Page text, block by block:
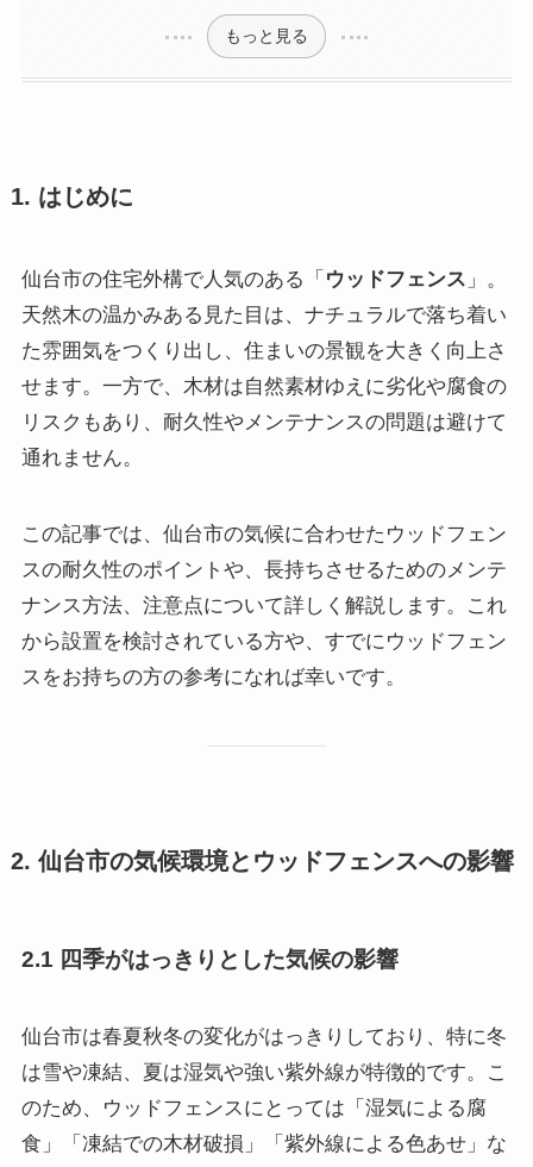
もっと見る
1. はじめに
仙台市の住宅外構で人気のある「 ウッドフェンス 」。
天然木の温かみある見た目は、ナチュラルで落ち着い
た雰囲気をつくり出し、住まいの景観を大きく向上さ
せます。一方で、木材は自然素材ゆえに劣化や腐食の
リスクもあり、耐久性やメンテナンスの問題は避けて
通れません。
この記事では、仙台市の気候に合わせたウッドフェン
スの耐久性のポイントや、長持ちさせるためのメンテ
ナンス方法、注意点について詳しく解説します。これ
から設置を検討されている方や、すでにウッドフェン
スをお持ちの方の参考になれば幸いです。
2. 仙台市の気候環境とウッドフェンスへの影響
2.1 四季がはっきりとした気候の影響
仙台市は春夏秋冬の変化がはっきりしており、特に冬
は雪や凍結、夏は湿気や強い紫外線が特徴的です。こ
のため、ウッドフェンスにとっては「湿気による腐
食」「凍結での木材破損」「紫外線による色あせ」な